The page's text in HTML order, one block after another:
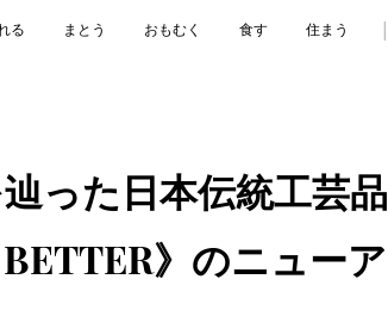
る まとう おもむく 食す 住まう |
った日本伝統工芸
BETTER》のニュー